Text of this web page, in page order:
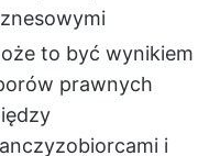
to być wynikiem
prawnych
i